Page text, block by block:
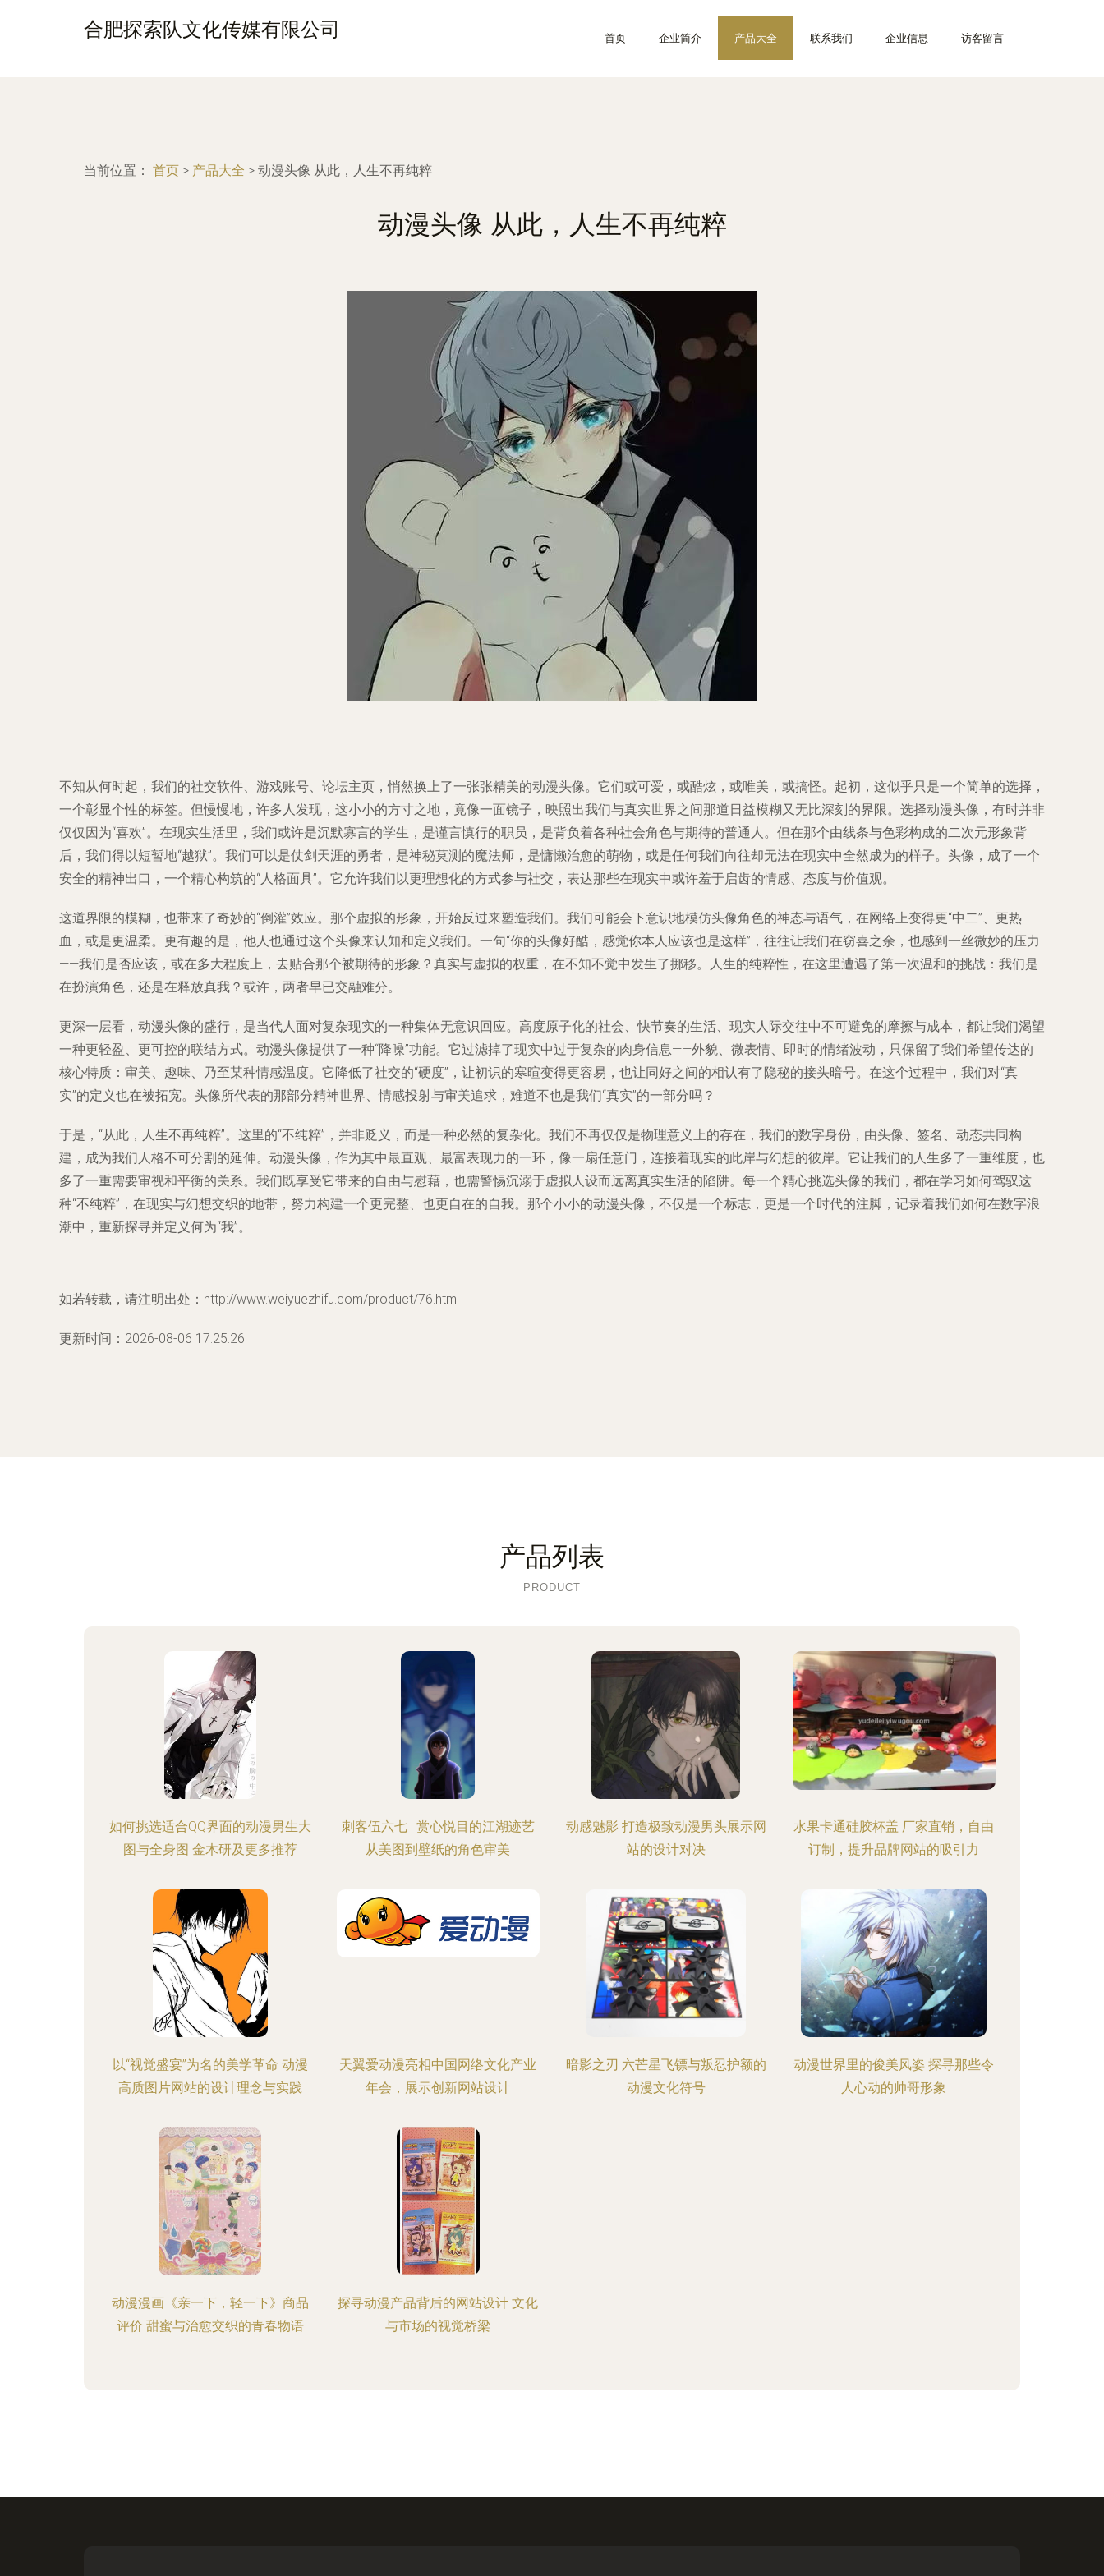
合肥探索队文化传媒有限公司 首页 企业简介 产品大全 联系我们 企业信息 访客留言
当前位置： 首页 > 产品大全 > 动漫头像 从此，人生不再纯粹
动漫头像 从此，人生不再纯粹
不知从何时起，我们的社交软件、游戏账号、论坛主页，悄然换上了一张张精美的动漫头像。它们或可爱，或酷炫，或唯美，或搞怪。起初，这似乎只是一个简单的选择，
一个彰显个性的标签。但慢慢地，许多人发现，这小小的方寸之地，竟像一面镜子，映照出我们与真实世界之间那道日益模糊又无比深刻的界限。选择动漫头像，有时并非
仅仅因为“喜欢”。在现实生活里，我们或许是沉默寡言的学生，是谨言慎行的职员，是背负着各种社会角色与期待的普通人。但在那个由线条与色彩构成的二次元形象背
后，我们得以短暂地“越狱”。我们可以是仗剑天涯的勇者，是神秘莫测的魔法师，是慵懒治愈的萌物，或是任何我们向往却无法在现实中全然成为的样子。头像，成了一个
安全的精神出口，一个精心构筑的“人格面具”。它允许我们以更理想化的方式参与社交，表达那些在现实中或许羞于启齿的情感、态度与价值观。
这道界限的模糊，也带来了奇妙的“倒灌”效应。那个虚拟的形象，开始反过来塑造我们。我们可能会下意识地模仿头像角色的神态与语气，在网络上变得更“中二”、更热
血，或是更温柔。更有趣的是，他人也通过这个头像来认知和定义我们。一句“你的头像好酷，感觉你本人应该也是这样”，往往让我们在窃喜之余，也感到一丝微妙的压力
——我们是否应该，或在多大程度上，去贴合那个被期待的形象？真实与虚拟的权重，在不知不觉中发生了挪移。人生的纯粹性，在这里遭遇了第一次温和的挑战：我们是
在扮演角色，还是在释放真我？或许，两者早已交融难分。
更深一层看，动漫头像的盛行，是当代人面对复杂现实的一种集体无意识回应。高度原子化的社会、快节奏的生活、现实人际交往中不可避免的摩擦与成本，都让我们渴望
一种更轻盈、更可控的联结方式。动漫头像提供了一种“降噪”功能。它过滤掉了现实中过于复杂的肉身信息——外貌、微表情、即时的情绪波动，只保留了我们希望传达的
核心特质：审美、趣味、乃至某种情感温度。它降低了社交的“硬度”，让初识的寒暄变得更容易，也让同好之间的相认有了隐秘的接头暗号。在这个过程中，我们对“真
实”的定义也在被拓宽。头像所代表的那部分精神世界、情感投射与审美追求，难道不也是我们“真实”的一部分吗？
于是，“从此，人生不再纯粹”。这里的“不纯粹”，并非贬义，而是一种必然的复杂化。我们不再仅仅是物理意义上的存在，我们的数字身份，由头像、签名、动态共同构
建，成为我们人格不可分割的延伸。动漫头像，作为其中最直观、最富表现力的一环，像一扇任意门，连接着现实的此岸与幻想的彼岸。它让我们的人生多了一重维度，也
多了一重需要审视和平衡的关系。我们既享受它带来的自由与慰藉，也需警惕沉溺于虚拟人设而远离真实生活的陷阱。每一个精心挑选头像的我们，都在学习如何驾驭这
种“不纯粹”，在现实与幻想交织的地带，努力构建一个更完整、也更自在的自我。那个小小的动漫头像，不仅是一个标志，更是一个时代的注脚，记录着我们如何在数字浪
潮中，重新探寻并定义何为“我”。
如若转载，请注明出处：http://www.weiyuezhifu.com/product/76.html
更新时间：2026-08-06 17:25:26
产品列表
PRODUCT
如何挑选适合QQ界面的动漫男生大
图与全身图 金木研及更多推荐
刺客伍六七 | 赏心悦目的江湖迹艺
从美图到壁纸的角色审美
动感魅影 打造极致动漫男头展示网
站的设计对决
水果卡通硅胶杯盖 厂家直销，自由
订制，提升品牌网站的吸引力
以“视觉盛宴”为名的美学革命 动漫
高质图片网站的设计理念与实践
天翼爱动漫亮相中国网络文化产业
年会，展示创新网站设计
暗影之刃 六芒星飞镖与叛忍护额的
动漫文化符号
动漫世界里的俊美风姿 探寻那些令
人心动的帅哥形象
动漫漫画《亲一下，轻一下》商品
评价 甜蜜与治愈交织的青春物语
探寻动漫产品背后的网站设计 文化
与市场的视觉桥梁